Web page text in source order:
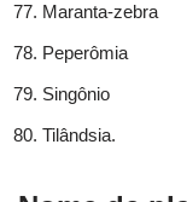
Maranta-zebra
Peperômia
Singônio
Tilândsia.